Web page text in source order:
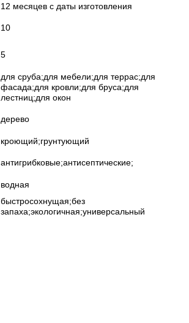
12 месяцев с даты изготовления
10
5
для сруба;для мебели;для террас;для
фасада;для кровли;для бруса;для
лестниц;для окон
дерево
кроющий;грунтующий
антигрибковые;антисептические;
водная
быстросохнущая;без
запаха;экологичная;универсальный